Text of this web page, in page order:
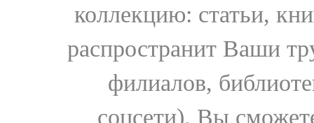
коллекцию: статьи,
распространит Ваши
филиалов,
соцсети). Вы